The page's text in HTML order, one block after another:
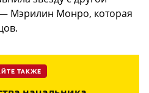
Мэрилин Монро, которая
ТАКЖЕ